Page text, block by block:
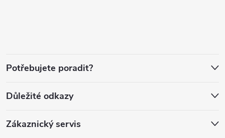
aPotřebujete poradit?
Důležité odkazy
Zákaznický servis